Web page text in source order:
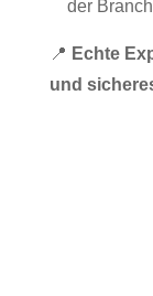
der
📍 Echte
und